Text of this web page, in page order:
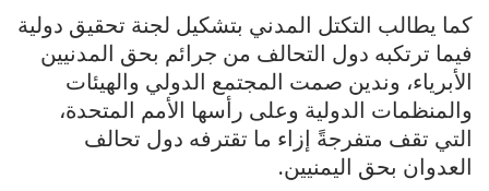
كما يطالب التكتل المدني بتشكيل لجنة تحقيق دولية
فيما ترتكبه دول التحالف من جرائم بحق المدنيين
الأبرياء، وندين صمت المجتمع الدولي والهيئات
والمنظمات الدولية وعلى رأسها الأمم المتحدة،
التي تقف متفرجةً إزاء ما تقترفه دول تحالف
العدوان بحق اليمنيين.